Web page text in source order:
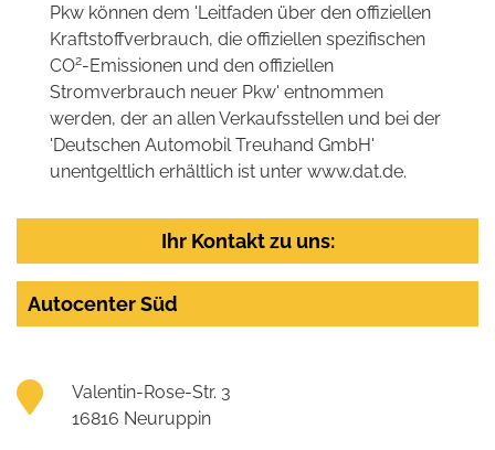
Pkw können dem 'Leitfaden über den offiziellen
Kraftstoffverbrauch, die offiziellen spezifischen
CO2-Emissionen und den offiziellen
Stromverbrauch neuer Pkw' entnommen
werden, der an allen Verkaufsstellen und bei der
'Deutschen Automobil Treuhand GmbH'
unentgeltlich erhältlich ist unter www.dat.de.
Ihr Kontakt zu uns:
Autocenter Süd
Valentin-Rose-Str. 3
16816 Neuruppin